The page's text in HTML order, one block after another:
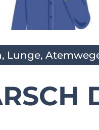
, Lunge,